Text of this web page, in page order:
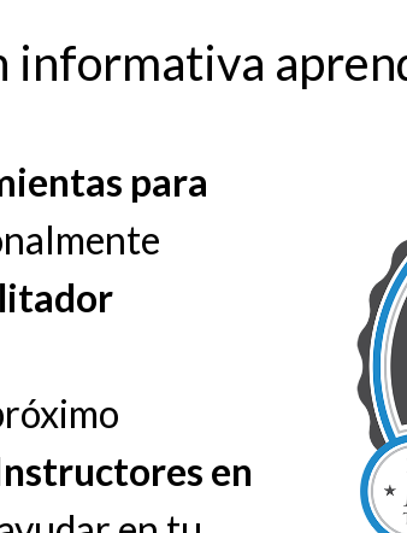
informativa
para
en